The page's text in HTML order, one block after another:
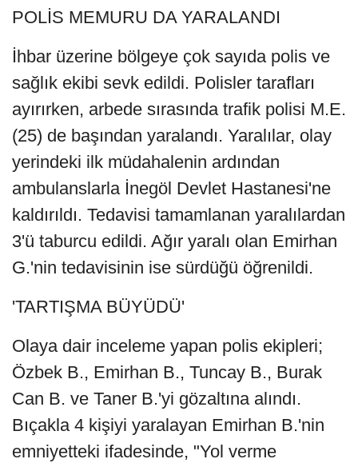
POLİS MEMURU DA YARALANDI
İhbar üzerine bölgeye çok sayıda polis ve
sağlık ekibi sevk edildi. Polisler tarafları
ayırırken, arbede sırasında trafik polisi M.E.
(25) de başından yaralandı. Yaralılar, olay
yerindeki ilk müdahalenin ardından
ambulanslarla İnegöl Devlet Hastanesi'ne
kaldırıldı. Tedavisi tamamlanan yaralılardan
3'ü taburcu edildi. Ağır yaralı olan Emirhan
G.'nin tedavisinin ise sürdüğü öğrenildi.
'TARTIŞMA BÜYÜDÜ'
Olaya dair inceleme yapan polis ekipleri;
Özbek B., Emirhan B., Tuncay B., Burak
Can B. ve Taner B.'yi gözaltına alındı.
Bıçakla 4 kişiyi yaralayan Emirhan B.'nin
emniyetteki ifadesinde, "Yol verme